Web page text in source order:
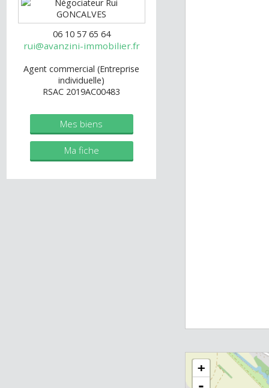
RuiGONCALVES
06 10 57 65 64
rui@avanzini-immobilier.fr
Agent commercial (Entreprise
individuelle)
RSAC 2019AC00483